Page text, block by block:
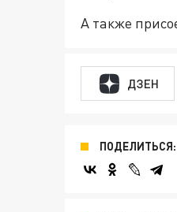
А также
ДЗЕН
ПОДЕЛИТЬСЯ: